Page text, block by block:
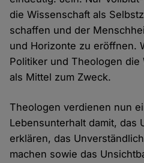
die Wissenschaft als
schaffen und der
und Horizonte zu eröffnen.
Politiker und Theologen
als Mittel zum Zweck.
Theologen verdienen nun
Lebensunterhalt damit, das
erklären, das
machen sowie das